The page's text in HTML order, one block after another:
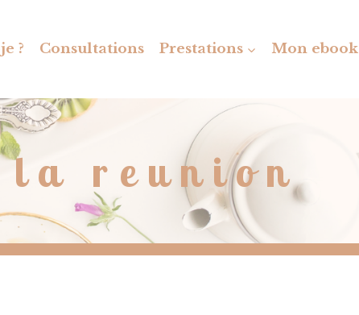
? Consultations Prestations Mon ebook
reunion